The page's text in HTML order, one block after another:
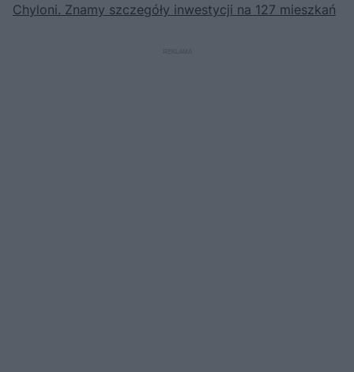
Chyloni. Znamy szczegóły inwestycji na 127 mieszkań